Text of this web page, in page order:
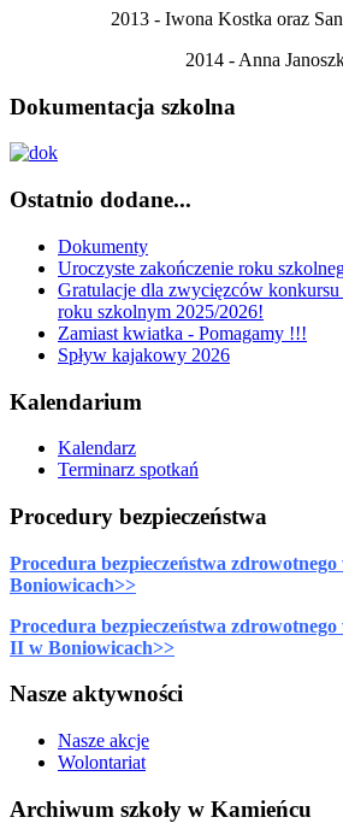
2013 - Iwona Kostka oraz
2014 - Anna
Dokumentacja szkolna
Ostatnio dodane...
Dokumenty
Uroczyste zakończenie roku
Gratulacje dla zwycięzców
roku szkolnym 2025/2026!
Zamiast kwiatka - Pomagamy !!!
Spływ kajakowy 2026
Kalendarium
Kalendarz
Terminarz spotkań
Procedury bezpieczeństwa
Procedura bezpieczeństwa
Boniowicach>>
Procedura bezpieczeństwa zdrowotnego
II w Boniowicach>>
Nasze aktywności
Nasze akcje
Wolontariat
Archiwum szkoły w Kamieńcu